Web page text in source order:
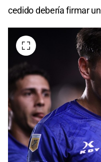
cedido debería firmar